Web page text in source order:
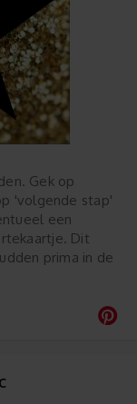
Gek op
'volgende stap'
een
Dit
prima in de